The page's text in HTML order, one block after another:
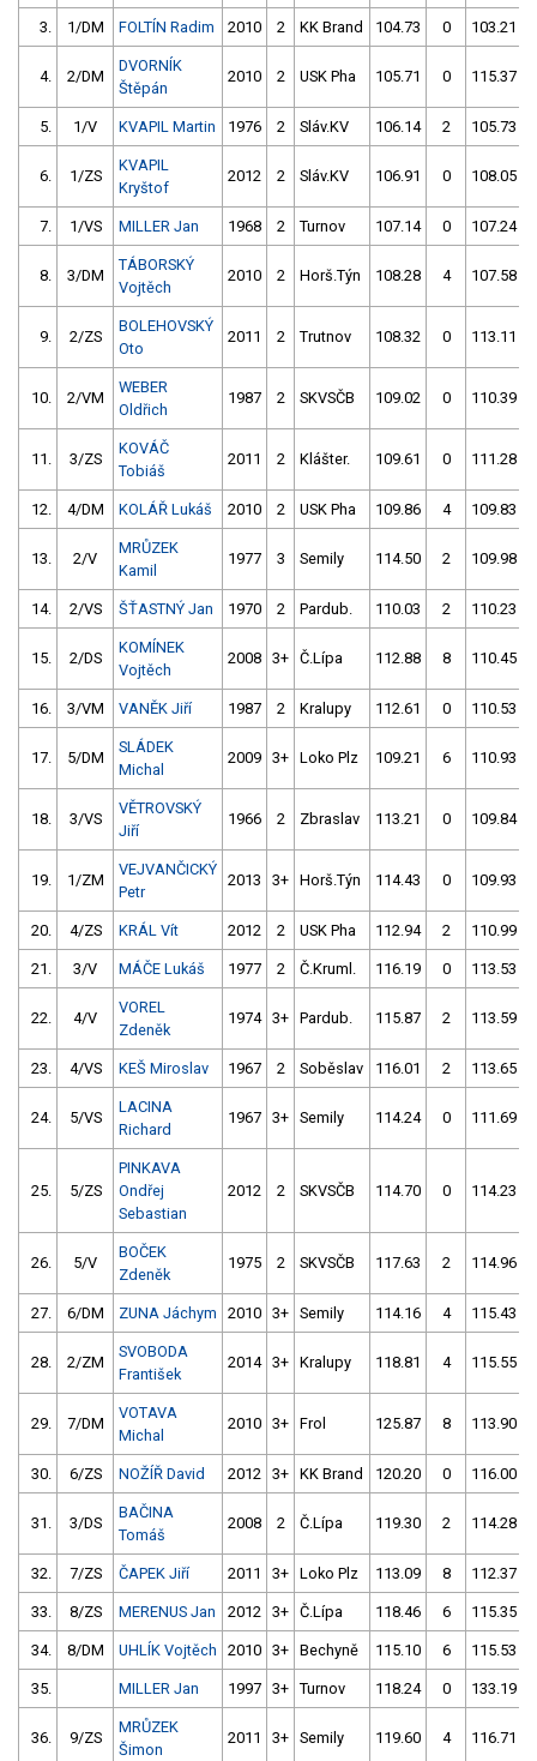
3. 1/DM FOLTÍN Radim 2010 2 KK Brand 104.73 0 103.21
4. 2/DM
DVORNÍK
Štěpán
2010 2 USK Pha 105.71 0 115.37
5. 1/V KVAPIL Martin 1976 2 Sláv.KV 106.14 2 105.73
6. 1/ZS
KVAPIL
Kryštof
2012 2 Sláv.KV 106.91 0 108.05
7. 1/VS MILLER Jan 1968 2 Turnov 107.14 0 107.24
8. 3/DM
TÁBORSKÝ
Vojtěch
2010 2 Horš.Týn 108.28 4 107.58
9. 2/ZS
BOLEHOVSKÝ
Oto
2011 2 Trutnov 108.32 0 113.11
10. 2/VM
WEBER
Oldřich
1987 2 SKVSČB 109.02 0 110.39
11. 3/ZS
KOVÁČ
Tobiáš
2011 2 Klášter. 109.61 0 111.28
12. 4/DM KOLÁŘ Lukáš 2010 2 USK Pha 109.86 4 109.83
13. 2/V
MRŮZEK
Kamil
1977 3 Semily 114.50 2 109.98
14. 2/VS ŠŤASTNÝ Jan 1970 2 Pardub. 110.03 2 110.23
15. 2/DS
KOMÍNEK
Vojtěch
2008 3+ Č.Lípa 112.88 8 110.45
16. 3/VM VANĚK Jiří 1987 2 Kralupy 112.61 0 110.53
17. 5/DM
SLÁDEK
Michal
2009 3+ Loko Plz 109.21 6 110.93
18. 3/VS
VĚTROVSKÝ
Jiří
1966 2 Zbraslav 113.21 0 109.84
19. 1/ZM
VEJVANČICKÝ
Petr
2013 3+ Horš.Týn 114.43 0 109.93
20. 4/ZS KRÁL Vít 2012 2 USK Pha 112.94 2 110.99
21. 3/V MÁČE Lukáš 1977 2 Č.Kruml. 116.19 0 113.53
22. 4/V
VOREL
Zdeněk
1974 3+ Pardub. 115.87 2 113.59
23. 4/VS KEŠ Miroslav 1967 2 Soběslav 116.01 2 113.65
24. 5/VS
LACINA
Richard
1967 3+ Semily 114.24 0 111.69
25. 5/ZS
PINKAVA
Ondřej
Sebastian
2012 2 SKVSČB 114.70 0 114.23
26. 5/V
BOČEK
Zdeněk
1975 2 SKVSČB 117.63 2 114.96
27. 6/DM ZUNA Jáchym 2010 3+ Semily 114.16 4 115.43
28. 2/ZM
SVOBODA
František
2014 3+ Kralupy 118.81 4 115.55
29. 7/DM
VOTAVA
Michal
2010 3+ Frol 125.87 8 113.90
30. 6/ZS NOŽÍŘ David 2012 3+ KK Brand 120.20 0 116.00
31. 3/DS
BAČINA
Tomáš
2008 2 Č.Lípa 119.30 2 114.28
32. 7/ZS ČAPEK Jiří 2011 3+ Loko Plz 113.09 8 112.37
33. 8/ZS MERENUS Jan 2012 3+ Č.Lípa 118.46 6 115.35
34. 8/DM UHLÍK Vojtěch 2010 3+ Bechyně 115.10 6 115.53
35. MILLER Jan 1997 3+ Turnov 118.24 0 133.19
36. 9/ZS
MRŮZEK
Šimon
2011 3+ Semily 119.60 4 116.71